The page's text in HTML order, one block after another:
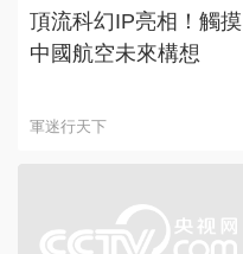
頂流科幻IP亮相！觸摸
中國航空未來構想
軍迷行天下